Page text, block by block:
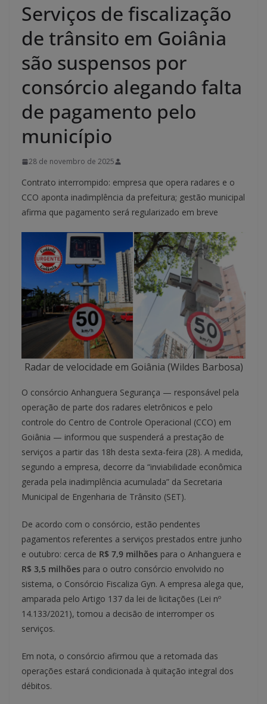
Serviços de fiscalização
de trânsito em Goiânia
são suspensos por
consórcio alegando falta
de pagamento pelo
município
28 de novembro de 2025
Contrato interrompido: empresa que opera radares e o
CCO aponta inadimplência da prefeitura; gestão municipal
afirma que pagamento será regularizado em breve
Radar de velocidade em Goiânia (Wildes Barbosa)
O consórcio Anhanguera Segurança — responsável pela
operação de parte dos radares eletrônicos e pelo
controle do Centro de Controle Operacional (CCO) em
Goiânia — informou que suspenderá a prestação de
serviços a partir das 18h desta sexta-feira (28). A medida,
segundo a empresa, decorre da “inviabilidade econômica
gerada pela inadimplência acumulada” da Secretaria
Municipal de Engenharia de Trânsito (SET).
De acordo com o consórcio, estão pendentes
pagamentos referentes a serviços prestados entre junho
e outubro: cerca de R$ 7,9 milhões para o Anhanguera e
R$ 3,5 milhões para o outro consórcio envolvido no
sistema, o Consórcio Fiscaliza Gyn. A empresa alega que,
amparada pelo Artigo 137 da lei de licitações (Lei nº
14.133/2021), tomou a decisão de interromper os
serviços.
Em nota, o consórcio afirmou que a retomada das
operações estará condicionada à quitação integral dos
débitos.